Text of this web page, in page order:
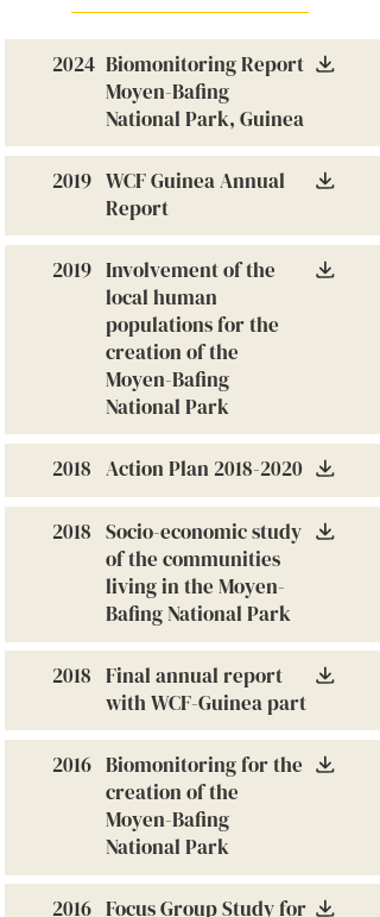
2024 Biomonitoring Report
Moyen-Bafing
National Park, Guinea
2019 WCF Guinea Annual
Report
2019 Involvement of the
local human
populations for the
creation of the
Moyen-Bafing
National Park
2018 Action Plan 2018-2020
2018 Socio-economic study
of the communities
living in the Moyen-
Bafing National Park
2018 Final annual report
with WCF-Guinea part
2016 Biomonitoring for the
creation of the
Moyen-Bafing
National Park
2016 Focus Group Study for